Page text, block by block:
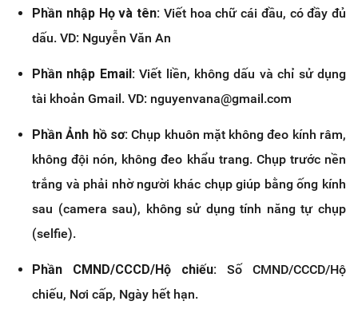
Phần nhập Họ và tên: Viết hoa chữ cái đầu, có đầy đủ
dấu. VD: Nguyễn Văn An
Phần nhập Email:Viết liền, không dấu và chỉ sử dụng
tài khoản Gmail. VD: nguyenvana@gmail.com
Phần Ảnh hồ sơ:Chụp khuôn mặt không đeo kính râm,
không đội nón, không đeo khẩu trang. Chụp trước nền
trắng và phải nhờ người khác chụp giúp bằng ống kính
sau (camera sau), không sử dụng tính năng tự chụp
(selfie).
Phần CMND/CCCD/Hộ chiếu: Số CMND/CCCD/Hộ
chiếu, Nơi cấp, Ngày hết hạn.